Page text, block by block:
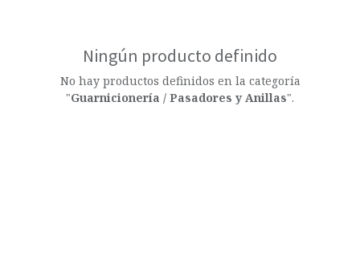
Ningún producto definido
No hay productos definidos en la categoría
"Guarnicionería / Pasadores y Anillas".